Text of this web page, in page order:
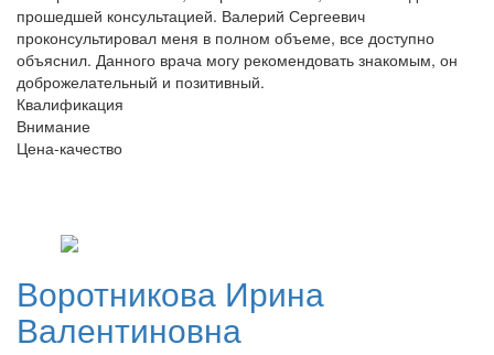
прошедшей консультацией. Валерий Сергеевич
проконсультировал меня в полном объеме, все доступно
объяснил. Данного врача могу рекомендовать знакомым, он
доброжелательный и позитивный.
Квалификация
Внимание
Цена-качество
Воротникова Ирина
Валентиновна